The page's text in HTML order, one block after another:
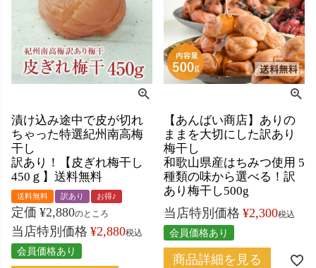
漬け込み途中で皮が切れ
ちゃった特選紀州南高梅
干し
訳あり！【皮ぎれ梅干し
450ｇ】送料無料
送料無料 訳あり お得♪
定価 ¥2,880のところ
当店特別価格 ¥2,880税込
会員価格あり
【あんばい商店】ありの
ままを大切にした訳あり
梅干し
和歌山県産はちみつ使用 5
種類の味から選べる！訳
あり梅干し500g
当店特別価格 ¥2,300税込
会員価格あり
商品詳細を見る